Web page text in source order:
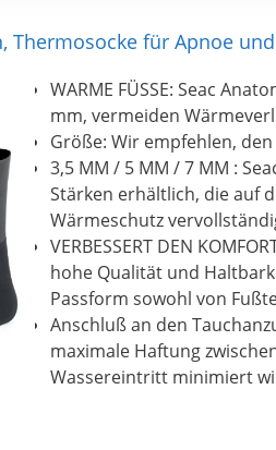
Thermosocke für Apnoe
WARME FÜSSE: Seac
mm, vermeiden
Größe: Wir empfehlen,
3,5 MM / 5 MM / 7 MM :
Stärken erhältlich, die auf
Wärmeschutz
VERBESSERT DEN
hohe Qualität und
Passform sowohl von
Anschluß an den
maximale Haftung
Wassereintritt minimiert